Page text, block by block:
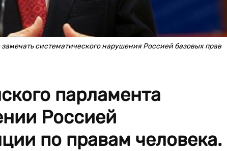
систематического нарушения Россией базовых прав
парламента
Россией
по правам человека.